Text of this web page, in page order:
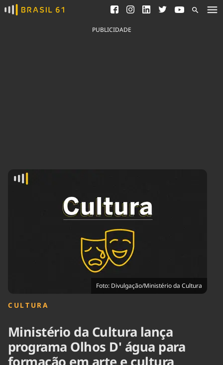
Ver todas as notícias
Saneamento
Indicadores
Agronegócios
Cultura
Economia
Educação
Infraestrutura
Internacional
Política
Saúde
PUBLICIDADE
Foto: Divulgação/Ministério da Cultura
CULTURA
Ministério da Cultura lança
programa Olhos D' água para